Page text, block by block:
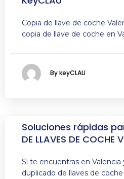
Copia de llave de coche
copia de llave de coche en
By keyCLAU
Soluciones rápidas
DE LLAVES DE COCHE
Si te encuentras en Valencia
duplicado de llaves de